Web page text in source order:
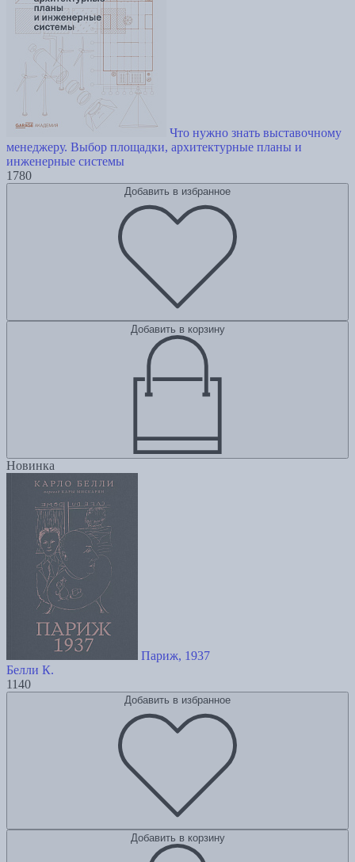
Что нужно знать выставочному
менеджеру. Выбор площадки, архитектурные планы и
инженерные системы
1780
Добавить в избранное
Добавить в корзину
Новинка
Париж, 1937
Белли К.
1140
Добавить в избранное
Добавить в корзину